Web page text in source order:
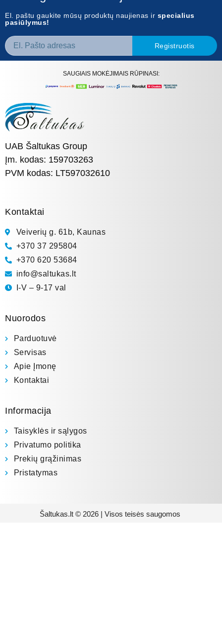
El. paštu gaukite mūsų produktų naujienas ir specialius
pasiūlymus!
Registruotis
SAUGIAIS MOKĖJIMAIS RŪPINASI:
UAB Šaltukas Group
Įm. kodas: 159703263
PVM kodas: LT597032610
Kontaktai
Veiverių g. 61b, Kaunas
+370 37 295804
+370 620 53684
info@saltukas.lt
I-V – 9-17 val
Nuorodos
Parduotuvė
Servisas
Apie Įmonę
Kontaktai
Informacija
Taisyklės ir sąlygos
Privatumo politika
Prekių grąžinimas
Pristatymas
Šaltukas.lt © 2026 | Visos teisės saugomos